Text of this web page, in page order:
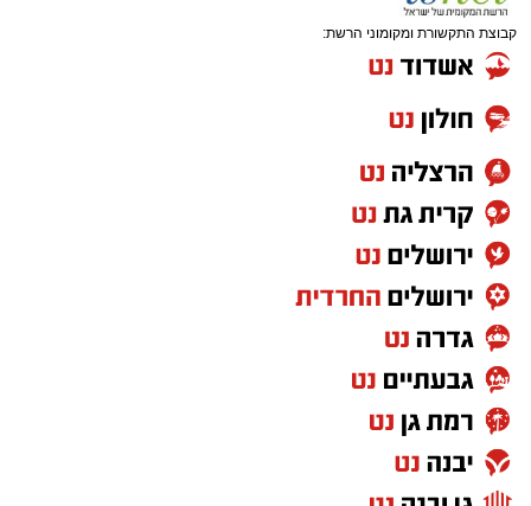
קבוצת התקשורת ומקומוני הרשת: